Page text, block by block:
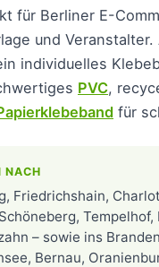
für Berliner E-
und Veranstalter.
individuelles
PVC,
für
NACH
Friedrichshain,
Tempelhof,
– sowie ins
Bernau,